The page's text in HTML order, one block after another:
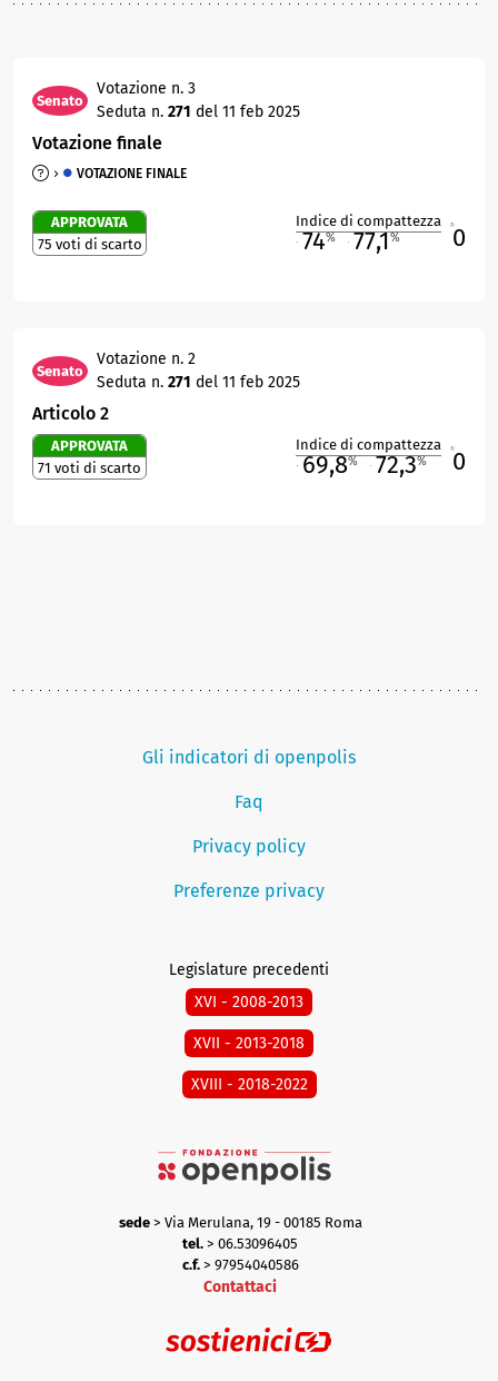
Senato
Votazione n. 3
Seduta n. 271 del 11 feb 2025
Votazione finale
VOTAZIONE FINALE
APPROVATA
75 voti di scarto
Indice di compattezza
74% 77,1% 0
Senato
Votazione n. 2
Seduta n. 271 del 11 feb 2025
Articolo 2
APPROVATA
71 voti di scarto
Indice di compattezza
69,8% 72,3% 0
Gli indicatori di openpolis
Faq
Privacy policy
Preferenze privacy
Legislature precedenti
XVI - 2008-2013
XVII - 2013-2018
XVIII - 2018-2022
sede> Via Merulana, 19 - 00185 Roma
tel. > 06.53096405
c.f.> 97954040586
Contattaci